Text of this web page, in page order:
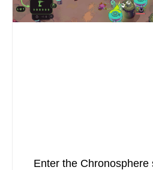
Enter the Chronosphere